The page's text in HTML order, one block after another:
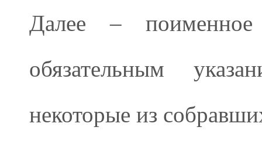
Далее – поименное
обязательным
некоторые из